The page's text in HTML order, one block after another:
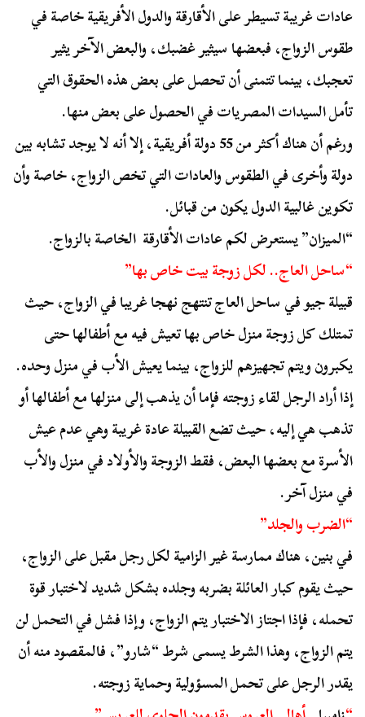
عادات غريبة تسيطر على الأقارقة والدول الأفريقية خاصة في
طقوس الزواج، فبعضها سيثير غضبك، والبعض الآخر يثير
تعجبك، بينما تتمنى أن تحصل على بعض هذه الحقوق التي
تأمل السيدات المصريات في الحصول على بعض منها.
ورغم أن هناك أكثر من 55 دولة أفريقية، إلا أنه لا يوجد تشابه بين
دولة وأخرى في الطقوس والعادات التي تخص الزواج، خاصة وأن
تكوين غالبية الدول يكون من قبائل.
“الميزان” يستعرض لكم عادات الأقارقة الخاصة بالزواج.
“ساحل العاج.. لكل زوجة بيت خاص بها”
قبيلة جيو في ساحل العاج تنتهج نهجا غريبا في الزواج، حيث
تمتلك كل زوجة منزل خاص بها تعيش فيه مع أطفالها حتى
يكبرون ويتم تجهيزهم للزواج، بينما يعيش الأب في منزل وحده.
إذا أراد الرجل لقاء زوجته فإما أن يذهب إلى منزلها مع أطفالها أو
تذهب هي إليه، حيث تضع القبيلة عادة غريبة وهي عدم عيش
الأسرة مع بعضها البعض، فقط الزوجة والأولاد في منزل والأب
في منزل آخر.
“الضرب والجلد”
في بنين، هناك ممارسة غير الزامية لكل رجل مقبل على الزواج،
حيث يقوم كبار العائلة بضربه وجلده بشكل شديد لاختبار قوة
تحمله، فإذا اجتاز الاختبار يتم الزواج، وإذا فشل في التحمل لن
يتم الزواج، وهذا الشرط يسمى شرط “شارو”، فالمقصود منه أن
يقدر الرجل على تحمل المسؤولية وحماية زوجته.